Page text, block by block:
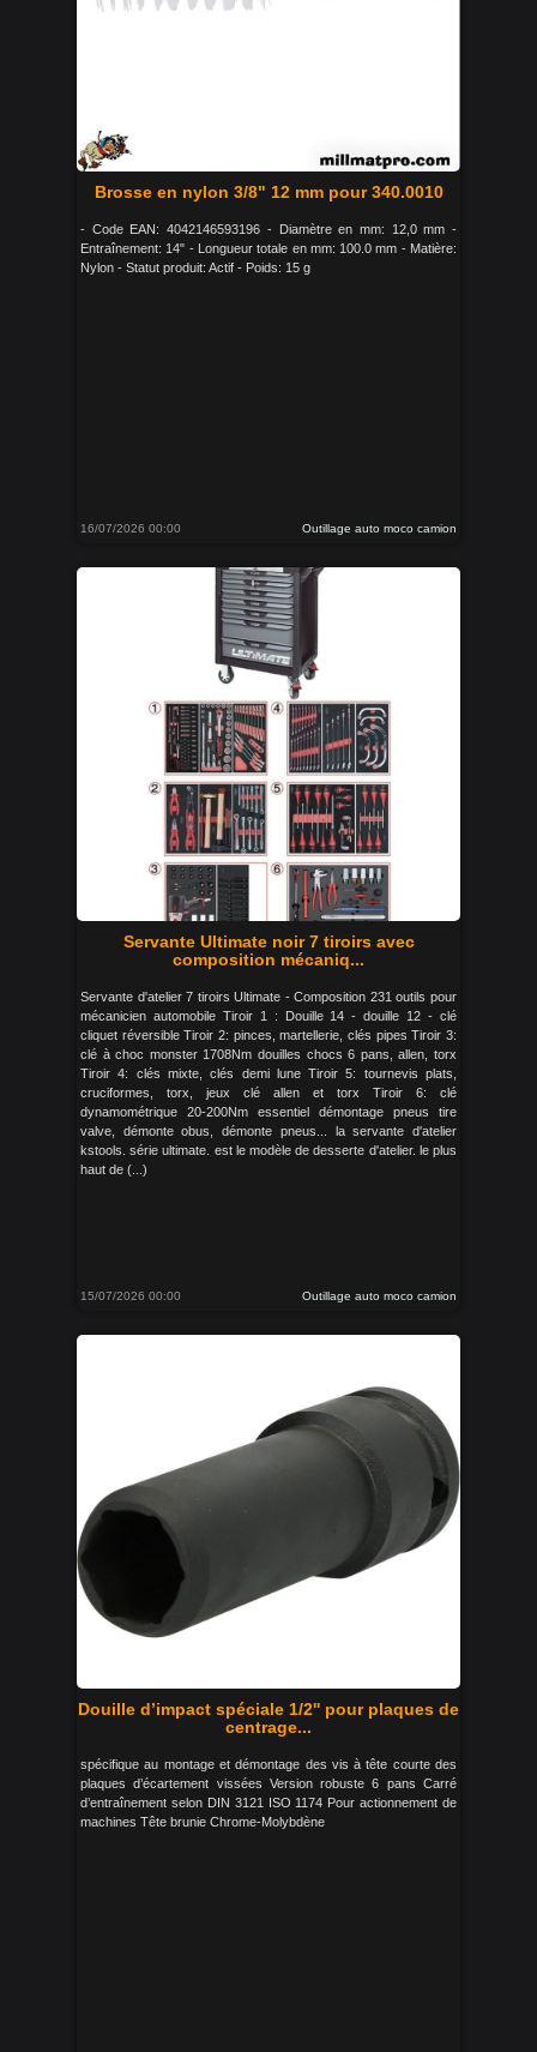
Brosse en nylon 3/8" 12 mm pour 340.0010
- Code EAN: 4042146593196 - Diamètre en mm: 12,0 mm -
Entraînement: 14" - Longueur totale en mm: 100.0 mm - Matière:
Nylon - Statut produit: Actif - Poids: 15 g
16/07/2026 00:00 Outillage auto moco camion
Servante Ultimate noir 7 tiroirs avec
composition mécaniq...
Servante d'atelier 7 tiroirs Ultimate - Composition 231 outils pour
mécanicien automobile Tiroir 1 : Douille 14 - douille 12 - clé
cliquet réversible Tiroir 2: pinces, martellerie, clés pipes Tiroir 3:
clé à choc monster 1708Nm douilles chocs 6 pans, allen, torx
Tiroir 4: clés mixte, clés demi lune Tiroir 5: tournevis plats,
cruciformes, torx, jeux clé allen et torx Tiroir 6: clé
dynamométrique 20-200Nm essentiel démontage pneus tire
valve, démonte obus, démonte pneus... la servante d'atelier
kstools. série ultimate. est le modèle de desserte d'atelier. le plus
haut de (...)
15/07/2026 00:00 Outillage auto moco camion
Douille d’impact spéciale 1/2'' pour plaques de
centrage...
spécifique au montage et démontage des vis à tête courte des
plaques d’écartement vissées Version robuste 6 pans Carré
d’entraînement selon DIN 3121 ISO 1174 Pour actionnement de
machines Tête brunie Chrome-Molybdène